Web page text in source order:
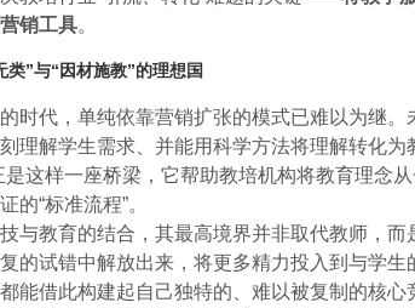
销工具。
类”与“因材施教”的理想国
时代，单纯依靠营销扩张的模式已难以为继
理解学生需求、并能用科学方法将理解转化为
是这样一座桥梁，它帮助教培机构将教育理念
的“标准流程”。
与教育的结合，其最高境界并非取代教师，
的试错中解放出来，将更多精力投入到与学
能借此构建起自己独特的、难以被复制的核